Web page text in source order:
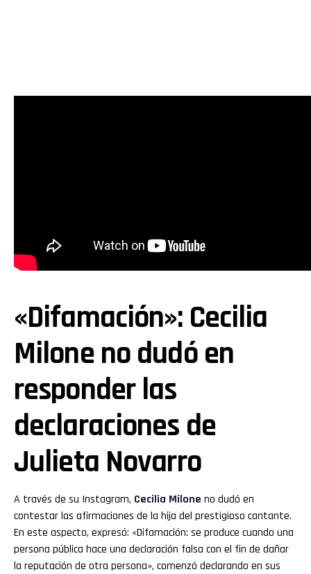
«Difamación»: Cecilia
Milone no dudó en
responder las
declaraciones de
Julieta Novarro
A través de su Instagram, Cecilia Milone no dudó en
contestar las afirmaciones de la hija del prestigioso cantante.
En este aspecto, expresó: «Difamación: se produce cuando una
persona pública hace una declaración falsa con el fin de dañar
la reputación de otra persona», comenzó declarando en sus